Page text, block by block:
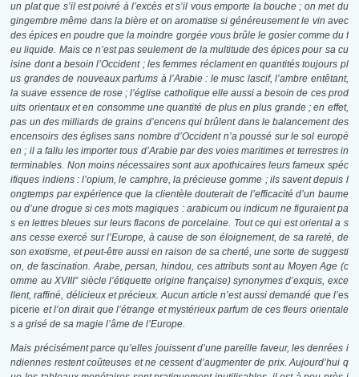
un plat que s’il est poivré à l’excès et s’il vous emporte la bouche ; on met du
gingembre même dans la bière et on aromatise si généreusement le vin avec
des épices en poudre que la moindre gorgée vous brûle le gosier comme du f
eu liquide. Mais ce n’est pas seulement de la multitude des épices pour sa cu
isine dont a besoin l’Occident ; les femmes réclament en quantités toujours pl
us grandes de nouveaux parfums à l’Arabie : le musc lascif, l’ambre entêtant,
la suave essence de rose ; l’église catholique elle aussi a besoin de ces prod
uits orientaux et en consomme une quantité de plus en plus grande ; en effet,
pas un des milliards de grains d’encens qui brûlent dans le balancement des
encensoirs des églises sans nombre d’Occident n’a poussé sur le sol europé
en ; il a fallu les importer tous d’Arabie par des voies maritimes et terrestres in
terminables. Non moins nécessaires sont aux apothicaires leurs fameux spéc
ifiques indiens : l’opium, le camphre, la précieuse gomme ; ils savent depuis l
ongtemps par expérience que la clientèle douterait de l’efficacité d’un baume
ou d’une drogue si ces mots magiques : arabicum ou indicum ne figuraient pa
s en lettres bleues sur leurs flacons de porcelaine. Tout ce qui est oriental a s
ans cesse exercé sur l’Europe, à cause de son éloignement, de sa rareté, de
son exotisme, et peut-être aussi en raison de sa cherté, une sorte de suggesti
on, de fascination. Arabe, persan, hindou, ces attributs sont au Moyen Age (c
omme au XVIII° siècle l’étiquette origine française) synonymes d’exquis, exce
llent, raffiné, délicieux et précieux. Aucun article n’est aussi demandé que l’es
picerie et l’on dirait que l’étrange et mystérieux parfum de ces fleurs orientale
s a grisé de sa magie l’âme de l’Europe.
Mais précisément parce qu’elles jouissent d’une pareille faveur, les denrées i
ndiennes restent coûteuses et ne cessent d’augmenter de prix. Aujourd’hui q